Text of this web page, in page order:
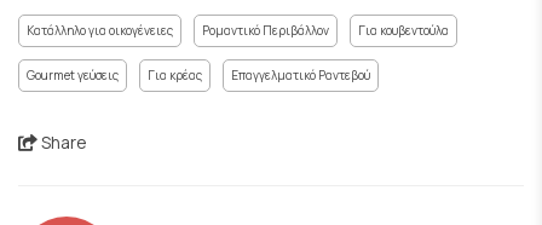
Κατάλληλο για οικογένειες Ρομαντικό Περιβάλλον Για κουβεντούλα
Gourmet γεύσεις Για κρέας Επαγγελματικό Ραντεβού
Share